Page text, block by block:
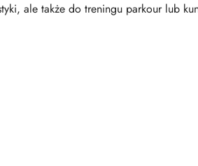
ale także do treningu parkour lub